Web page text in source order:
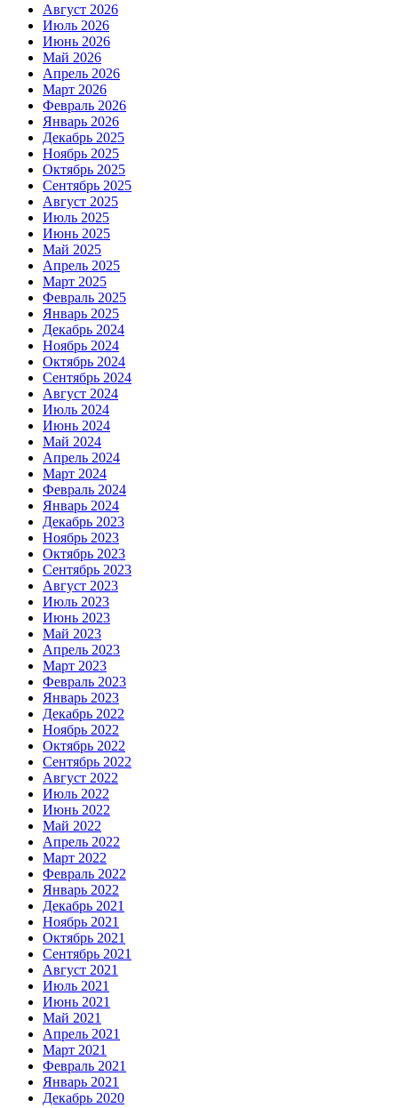
Август 2026
Июль 2026
Июнь 2026
Май 2026
Апрель 2026
Март 2026
Февраль 2026
Январь 2026
Декабрь 2025
Ноябрь 2025
Октябрь 2025
Сентябрь 2025
Август 2025
Июль 2025
Июнь 2025
Май 2025
Апрель 2025
Март 2025
Февраль 2025
Январь 2025
Декабрь 2024
Ноябрь 2024
Октябрь 2024
Сентябрь 2024
Август 2024
Июль 2024
Июнь 2024
Май 2024
Апрель 2024
Март 2024
Февраль 2024
Январь 2024
Декабрь 2023
Ноябрь 2023
Октябрь 2023
Сентябрь 2023
Август 2023
Июль 2023
Июнь 2023
Май 2023
Апрель 2023
Март 2023
Февраль 2023
Январь 2023
Декабрь 2022
Ноябрь 2022
Октябрь 2022
Сентябрь 2022
Август 2022
Июль 2022
Июнь 2022
Май 2022
Апрель 2022
Март 2022
Февраль 2022
Январь 2022
Декабрь 2021
Ноябрь 2021
Октябрь 2021
Сентябрь 2021
Август 2021
Июль 2021
Июнь 2021
Май 2021
Апрель 2021
Март 2021
Февраль 2021
Январь 2021
Декабрь 2020